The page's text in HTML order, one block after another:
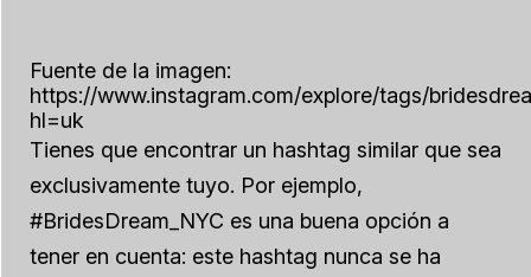
Fuente de la imagen:
https://www.instagram.com/explore/tags/
hl=uk
Tienes que encontrar un hashtag similar que sea
exclusivamente tuyo. Por ejemplo,
#BridesDream_NYC es una buena opción a
tener en cuenta: este hashtag nunca se ha